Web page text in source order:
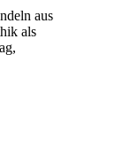
aus
als